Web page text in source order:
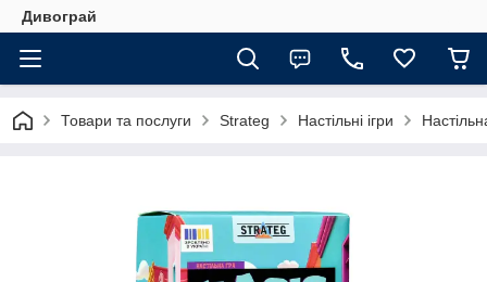
Дивограй
Товари та послуги Strateg Настільні ігри